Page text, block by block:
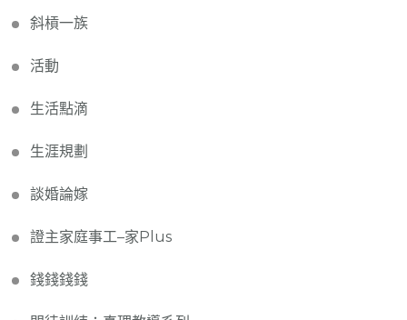
斜槓一族
活動
生活點滴
生涯規劃
談婚論嫁
證主家庭事工–家Plus
錢錢錢錢